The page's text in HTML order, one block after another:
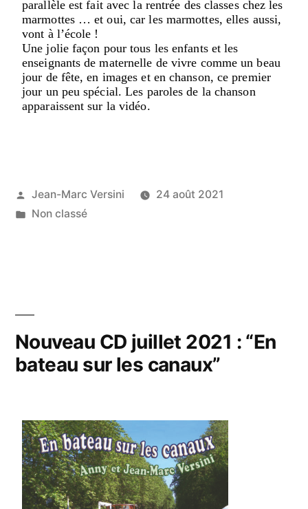
parallèle est fait avec la rentrée des classes chez les
marmottes … et oui, car les marmottes, elles aussi,
vont à l’école !
Une jolie façon pour tous les enfants et les
enseignants de maternelle de vivre comme un beau
jour de fête, en images et en chanson, ce premier
jour un peu spécial. Les paroles de la chanson
apparaissent sur la vidéo.
Jean-Marc Versini
24 août 2021
Non classé
Nouveau CD juillet 2021 : “En
bateau sur les canaux”